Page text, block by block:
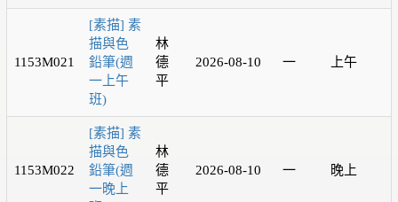
1153M021
[素描] 素
描與色
鉛筆(週
一上午
班)
林
德
平
2026-08-10 一 上午
1153M022
[素描] 素
描與色
鉛筆(週
一晚上
林
德
平
2026-08-10 一 晚上